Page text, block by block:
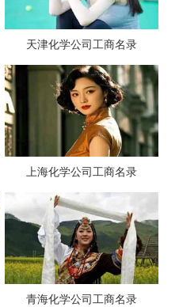
天津化学公司工商名录
上海化学公司工商名录
青海化学公司工商名录